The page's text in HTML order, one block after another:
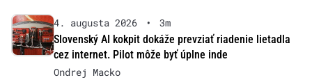
4. augusta 2026 •
3m
Slovenský AI kokpit dokáže prevziať riadenie lietadla
cez internet. Pilot môže byť úplne inde
Ondrej Macko